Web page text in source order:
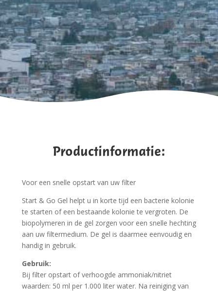
Productinformatie:
Voor een snelle opstart van uw filter
Start & Go Gel helpt u in korte tijd een bacterie kolonie
te starten of een bestaande kolonie te vergroten. De
biopolymeren in de gel zorgen voor een snelle hechting
aan uw filtermedium. De gel is daarmee eenvoudig en
handig in gebruik.
Gebruik:
Bij filter opstart of verhoogde ammoniak/nitriet
waarden: 50 ml per 1.000 liter water. Na reiniging van